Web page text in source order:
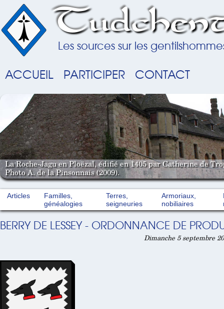
Les sources sur les
ACCUEIL PARTICIPER CONTACT
La Roche-Jagu en Ploëzal, édifié en 1405 par Catherine de
Photo A. de la Pinsonnais (2009).
Articles
Familles,
généalogies
Terres,
seigneuries
Armoriaux,
nobiliaires
BERRY DE LESSEY - ORDONNANCE DE
Dimanche 5 septembre